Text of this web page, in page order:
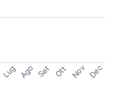
Lug Ago Set Ott Nov Dec